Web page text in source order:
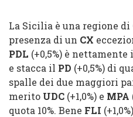
La Sicilia è una regione di
presenza di un CX
PDL (+0,5%) è nettamente
e stacca il PD (+0,5%) di
spalle dei due maggiori
merito UDC (+1,0%) e MPA
quota 10%. Bene FLI